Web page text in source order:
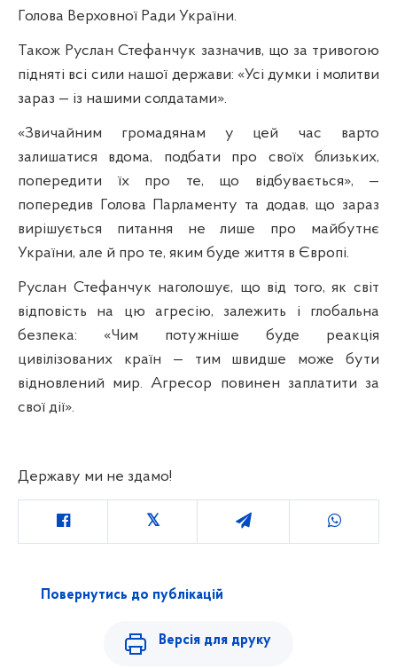
Голова Верховної Ради України.
Також Руслан Стефанчук зазначив, що за тривогою
підняті всі сили нашої держави: «Усі думки і молитви
зараз — із нашими солдатами».
«Звичайним громадянам у цей час варто
залишатися вдома, подбати про своїх близьких,
попередити їх про те, що відбувається», —
попередив Голова Парламенту та додав, що зараз
вирішується питання не лише про майбутнє
України, але й про те, яким буде життя в Європі.
Руслан Стефанчук наголошує, що від того, як світ
відповість на цю агресію, залежить і глобальна
безпека: «Чим потужніше буде реакція
цивілізованих країн — тим швидше може бути
відновлений мир. Агресор повинен заплатити за
свої дії».
Державу ми не здамо!
Повернутись до публікацій
Версія для друку